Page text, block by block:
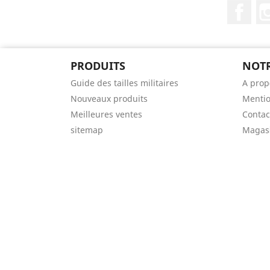
PRODUITS
Guide des tailles militaires
Nouveaux produits
Meilleures ventes
sitemap
A